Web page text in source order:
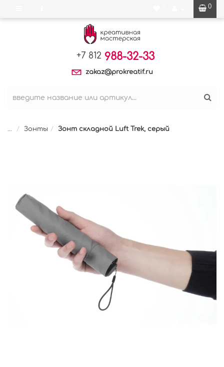
0
+7 812 988-32-33
zakaz@prokreatif.ru
... Зонты Зонт складной Luft Trek, серый